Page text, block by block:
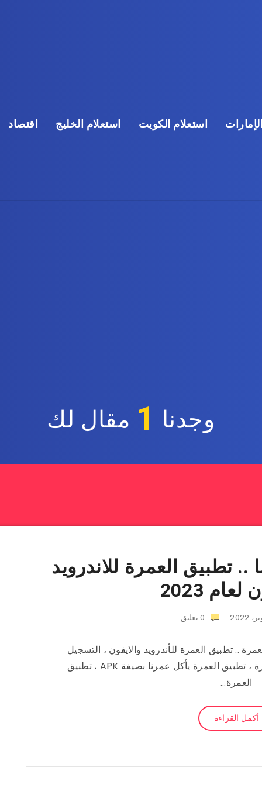
استعلام الكويت استعلام الخليج اقتصاد
وجدنا 1 مقال لك
تطبيق العمرة للاندرويد
2023
0 تعليق
.. تطبيق العمرة للأندرويد والايفون ، التسجيل
في تطبيق العمرة للراغبين بأداء العمرة ، تطبيق العمرة يأكل عمرنا بصيغة APK ، تطبيق
العمرة…
أكمل القراءة